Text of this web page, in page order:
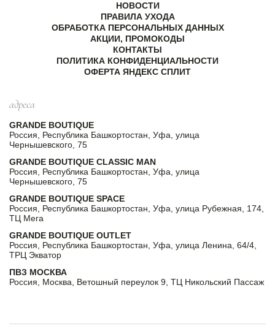
НОВОСТИ
ПРАВИЛА УХОДА
ОБРАБОТКА ПЕРСОНАЛЬНЫХ ДАННЫХ
АКЦИИ, ПРОМОКОДЫ
КОНТАКТЫ
ПОЛИТИКА КОНФИДЕНЦИАЛЬНОСТИ
ОФЕРТА ЯНДЕКС СПЛИТ
адреса
GRANDE BOUTIQUE
Россия, Республика Башкортостан, Уфа, улица
Чернышевского, 75
GRANDE BOUTIQUE CLASSIC MAN
Россия, Республика Башкортостан, Уфа, улица
Чернышевского, 75
GRANDE BOUTIQUE SPACE
Россия, Республика Башкортостан, Уфа, улица Рубежная, 174,
ТЦ Мега
GRANDE BOUTIQUE OUTLET
Россия, Республика Башкортостан, Уфа, улица Ленина, 64/4,
ТРЦ Экватор
ПВЗ МОСКВА
Россия, Москва, Ветошный переулок 9, ТЦ Никольский Пассаж